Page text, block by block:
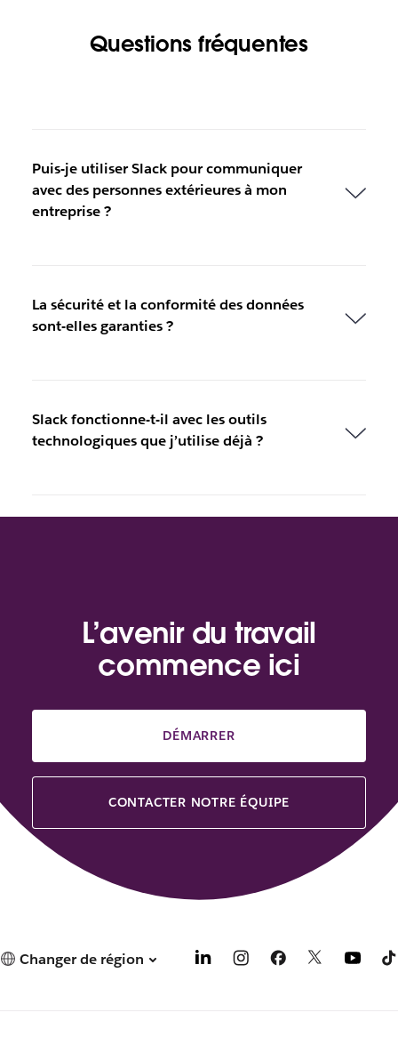
Questions fréquentes
Puis-je utiliser Slack pour communiquer
avec des personnes extérieures à mon
entreprise ?
La sécurité et la conformité des données
sont-elles garanties ?
Slack fonctionne-t-il avec les outils
technologiques que j’utilise déjà ?
L’avenir du travail
commence ici
DÉMARRER
CONTACTER NOTRE ÉQUIPE
Changer de région